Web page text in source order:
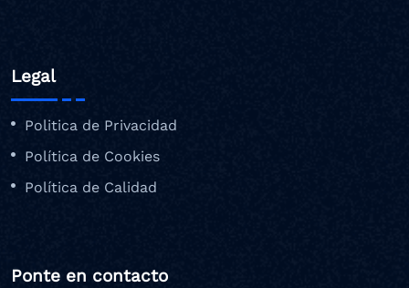
Legal
Politica de Privacidad
Política de Cookies
Política de Calidad
Ponte en contacto